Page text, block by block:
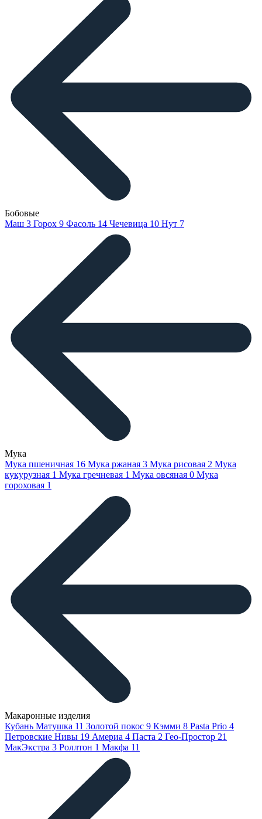
Бобовые
Маш 3 Горох 9 Фасоль 14 Чечевица 10 Нут 7
Мука
Мука пшеничная 16 Мука ржаная 3 Мука рисовая 2 Мука
кукурузная 1 Мука гречневая 1 Мука овсяная 0 Мука
гороховая 1
Макаронные изделия
Кубань Матушка 11 Золотой покос 9 Кэмми 8 Pasta Prio 4
Петровские Нивы 19 Америа 4 Паста 2 Гео-Простор 21
МакЭкстра 3 Роллтон 1 Макфа 11